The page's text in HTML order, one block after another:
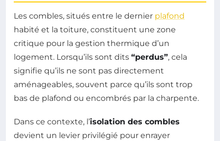
Les combles, situés entre le dernier plafond
habité et la toiture, constituent une zone
critique pour la gestion thermique d’un
logement. Lorsqu’ils sont dits “perdus”, cela
signifie qu’ils ne sont pas directement
aménageables, souvent parce qu’ils sont trop
bas de plafond ou encombrés par la charpente.
Dans ce contexte, l’isolation des combles
devient un levier privilégié pour enrayer